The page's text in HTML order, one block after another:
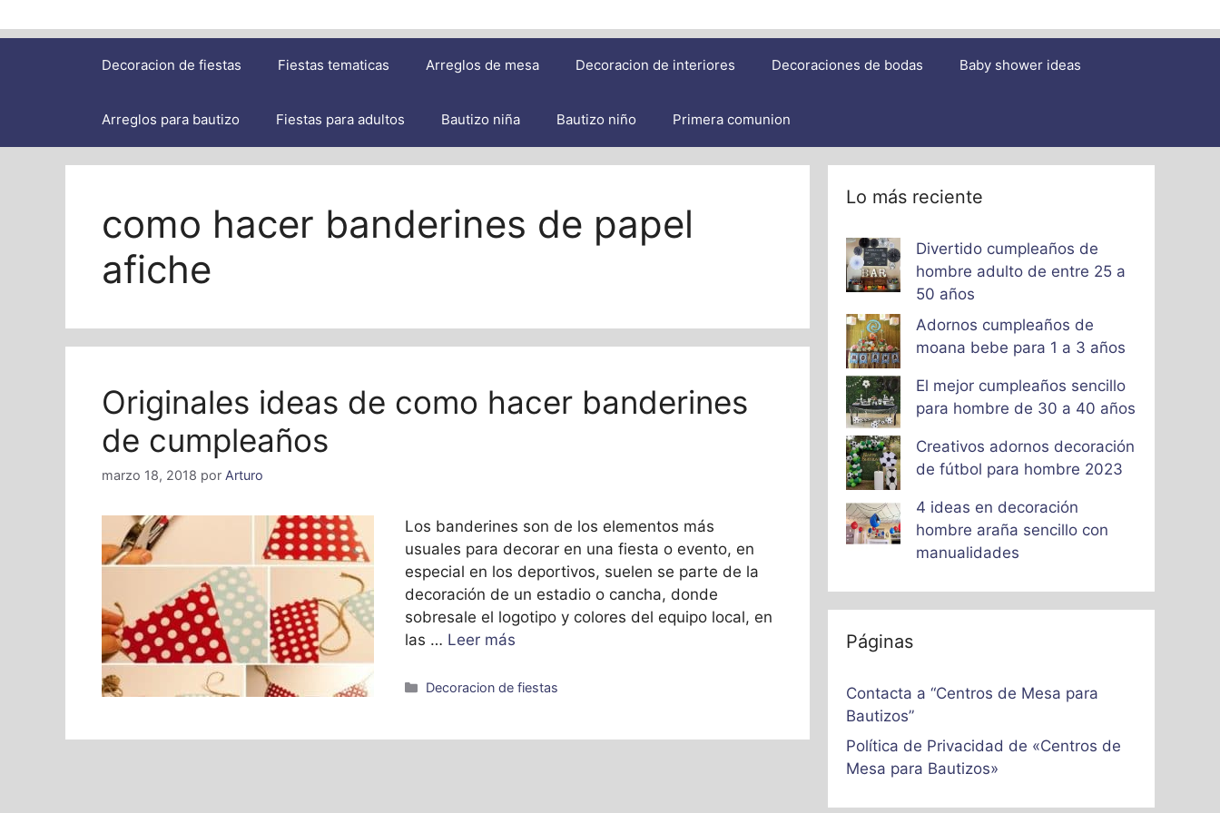
Decoracion de fiestas Fiestas tematicas Arreglos de mesa Decoracion de interiores Decoraciones de bodas Baby shower ideas
Arreglos para bautizo Fiestas para adultos Bautizo niña Bautizo niño Primera comunion
como hacer banderines de papel
afiche
Originales ideas de como hacer banderines
de cumpleaños
marzo 18, 2018 por Arturo
Los banderines son de los elementos más
usuales para decorar en una fiesta o evento, en
especial en los deportivos, suelen se parte de la
decoración de un estadio o cancha, donde
sobresale el logotipo y colores del equipo local, en
las … Leer más
Categorías
Decoracion de fiestas
Lo más reciente
Divertido cumpleaños de
hombre adulto de entre 25 a
50 años
Adornos cumpleaños de
moana bebe para 1 a 3 años
El mejor cumpleaños sencillo
para hombre de 30 a 40 años
Creativos adornos decoración
de fútbol para hombre 2023
4 ideas en decoración
hombre araña sencillo con
manualidades
Páginas
Contacta a “Centros de Mesa para
Bautizos”
Política de Privacidad de «Centros de
Mesa para Bautizos»